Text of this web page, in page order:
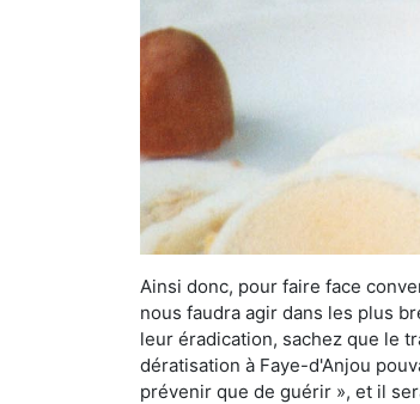
Ainsi donc, pour faire face
nous faudra agir dans les plus
leur éradication, sachez que le
dératisation à Faye-d'Anjou
prévenir que de guérir », et il